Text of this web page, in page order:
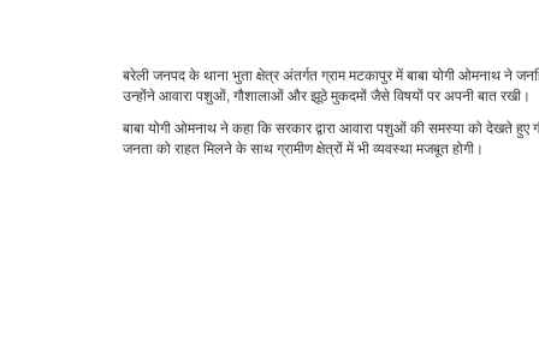
बरेली जनपद के थाना भुता क्षेत्र अंतर्गत ग्राम मटकापुर में बाबा योगी ओमनाथ ने
उन्होंने आवारा पशुओं, गौशालाओं और झूठे मुकदमों जैसे विषयों पर अपनी बात रखी।
बाबा योगी ओमनाथ ने कहा कि सरकार द्वारा आवारा पशुओं की समस्या को देखते
जनता को राहत मिलने के साथ ग्रामीण क्षेत्रों में भी व्यवस्था मजबूत होगी।